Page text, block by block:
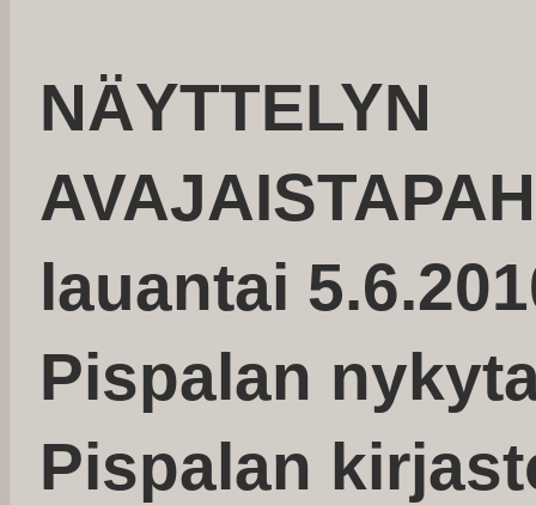
NÄYTTELYN
lauantai
Pispalan
Pispalan